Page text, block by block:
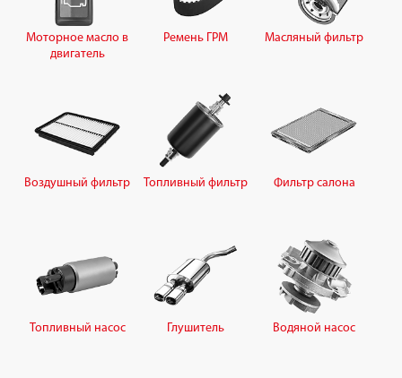
Моторное масло в
двигатель
Ремень ГРМ Масляный фильтр
Воздушный фильтр Топливный фильтр Фильтр салона
Топливный насос Глушитель Водяной насос